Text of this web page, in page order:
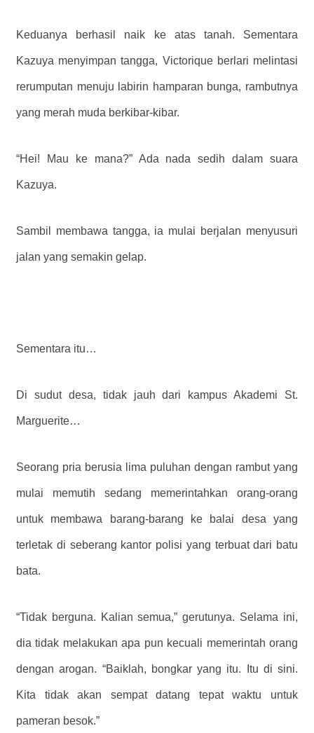
Keduanya berhasil naik ke atas tanah. Sementara
Kazuya menyimpan tangga, Victorique berlari melintasi
rerumputan menuju labirin hamparan bunga, rambutnya
yang merah muda berkibar-kibar.
“Hei! Mau ke mana?” Ada nada sedih dalam suara
Kazuya.
Sambil membawa tangga, ia mulai berjalan menyusuri
jalan yang semakin gelap.
Sementara itu…
Di sudut desa, tidak jauh dari kampus Akademi St.
Marguerite…
Seorang pria berusia lima puluhan dengan rambut yang
mulai memutih sedang memerintahkan orang-orang
untuk membawa barang-barang ke balai desa yang
terletak di seberang kantor polisi yang terbuat dari batu
bata.
“Tidak berguna. Kalian semua,” gerutunya. Selama ini,
dia tidak melakukan apa pun kecuali memerintah orang
dengan arogan. “Baiklah, bongkar yang itu. Itu di sini.
Kita tidak akan sempat datang tepat waktu untuk
pameran besok.”